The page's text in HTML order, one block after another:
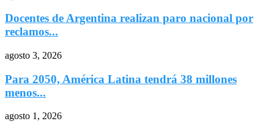
Docentes de Argentina realizan paro nacional por
reclamos...
agosto 3, 2026
Para 2050, América Latina tendrá 38 millones
menos...
agosto 1, 2026